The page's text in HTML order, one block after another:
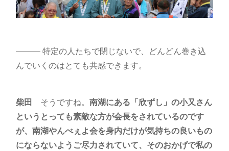
――― 特定の人たちで閉じないで、どんどん巻き込
んでいくのはとても共感できます。
柴田 そうですね。 南湖にある「欣ずし」の小又さん
というとっても素敵な方が会長をされているのです
が、南湖やんべぇよ会を身内だけが気持ちの良いもの
にならないようご尽力されていて、そのおかげで私の